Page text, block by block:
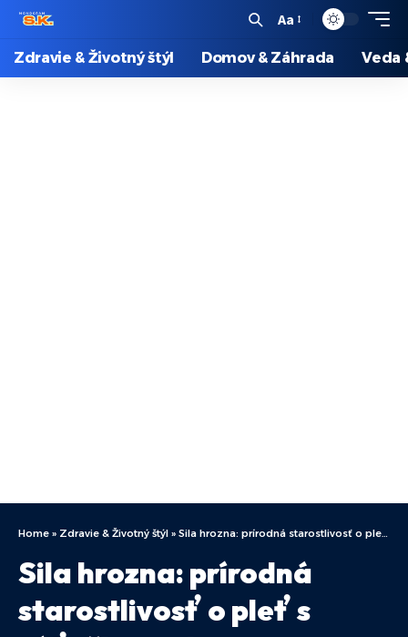
Aa
Zdravie & Životný štýl Domov & Záhrada Veda
Home » Zdravie & Životný štýl » Sila hrozna: prírodná starostlivosť o pleť s výťažkom z hrozna
Sila hrozna: prírodná
starostlivosť o pleť s